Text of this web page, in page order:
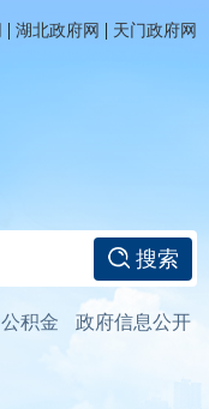
| 湖北政府网 | 天门政府网
搜索
公积金 政府信息公开